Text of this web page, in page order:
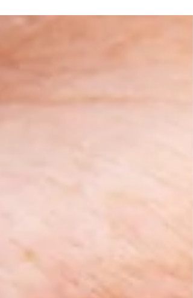
傳統激光更有效分解色斑，且絕不反黑